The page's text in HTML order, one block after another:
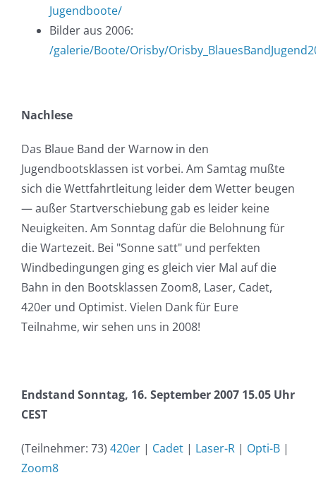
Jugendboote/
Bilder aus 2006:
/galerie/Boote/Orisby/
Nachlese
Das Blaue Band der Warnow in den
Jugendbootsklassen ist vorbei. Am Samtag mußte
sich die Wettfahrtleitung leider dem Wetter beugen
— außer Startverschiebung gab es leider keine
Neuigkeiten. Am Sonntag dafür die Belohnung für
die Wartezeit. Bei "Sonne satt" und perfekten
Windbedingungen ging es gleich vier Mal auf die
Bahn in den Bootsklassen Zoom8, Laser, Cadet,
420er und Optimist. Vielen Dank für Eure
Teilnahme, wir sehen uns in 2008!
Endstand Sonntag, 16. September 2007 15.05 Uhr
CEST
(Teilnehmer: 73) 420er | Cadet | Laser-R | Opti-B |
Zoom8